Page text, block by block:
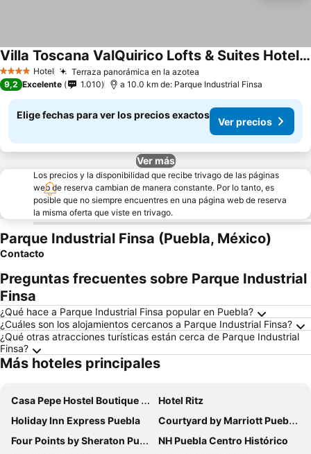
4 EstrellasHotel Terraza panorámica en la azotea
Villa Toscana ValQuirico Lofts & Suites Hotel Boutique
9,2 Excelente 1.010 a 10.0 km de: Parque Industrial Finsa
Elige fechas para ver los precios exactos
Ver precios
Ver más
Los precios y la disponibilidad que recibe trivago de las páginas
web de reserva cambian de manera constante. Por lo tanto, es
posible que no siempre encuentres en una página web de reserva
la misma oferta que viste en trivago.
Parque Industrial Finsa (Puebla, México)
Contacto
Preguntas frecuentes sobre Parque Industrial
Finsa
¿Qué hace a Parque Industrial Finsa popular en Puebla?
¿Cuáles son los alojamientos cercanos a Parque Industrial Finsa?
¿Qué otras atracciones turísticas están cerca de Parque Industrial
Finsa?
Más hoteles principales
Casa Pepe Hostel Boutique - Puebla
Hotel Ritz
Holiday Inn Express Puebla
Courtyard by Marriott Puebla Las Animas
Four Points by Sheraton Puebla
NH Puebla Centro Histórico